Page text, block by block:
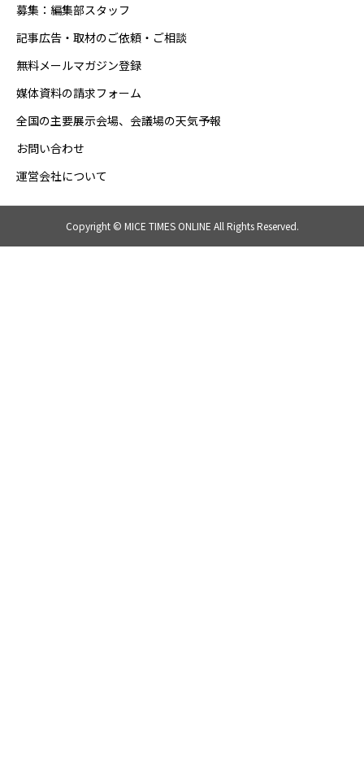
募集：編集部スタッフ
記事広告・取材のご依頼・ご相談
無料メールマガジン登録
媒体資料の請求フォーム
全国の主要展示会場、会議場の天気予報
お問い合わせ
運営会社について
Copyright © MICE TIMES ONLINE All Rights Reserved.